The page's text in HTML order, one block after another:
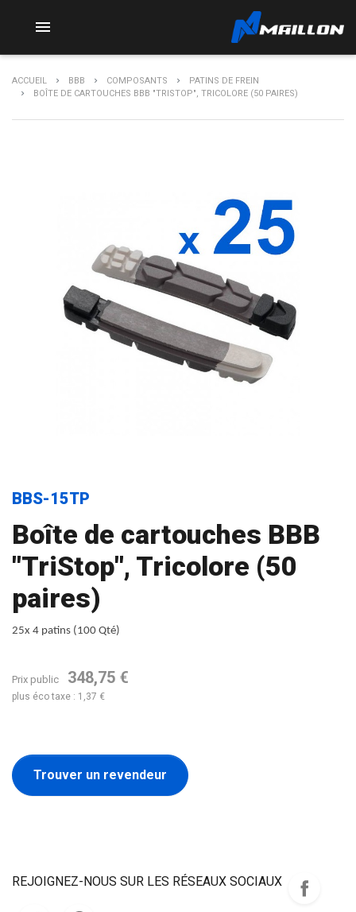

ACCUEIL BBB COMPOSANTS
PATINS DE FREIN
BOÎTE DE CARTOUCHES BBB "TRISTOP", TRICOLORE (50 PAIRES)
BBS-15TP
Boîte de cartouches BBB
"TriStop", Tricolore (50
paires)
25x 4 patins (100 Qté)
Prix public 348,75 €
plus éco taxe : 1,37 €
Trouver un revendeur
REJOIGNEZ-NOUS SUR LES RÉSEAUX SOCIAUX